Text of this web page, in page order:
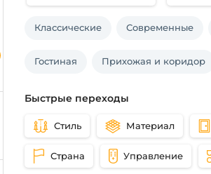
Классические Современные
Гостиная Прихожая и коридор
Быстрые переходы
Стиль Материал
Страна Управление